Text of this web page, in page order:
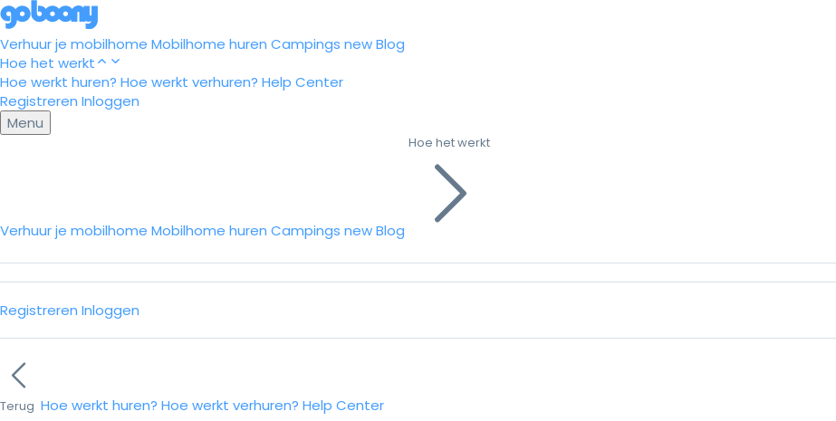
Verhuur je mobilhome Mobilhome huren Campings newBlog
Hoe het werkt
Hoe werkt huren? Hoe werkt verhuren? Help Center
Registreren Inloggen
Menu
Verhuur je mobilhome Mobilhome huren Campings newBlog
Hoe het werkt
Registreren Inloggen
Terug Hoe werkt huren? Hoe werkt verhuren? Help Center